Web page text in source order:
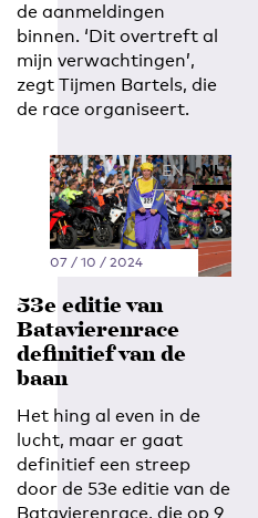
de aanmeldingen
binnen. ‘Dit overtreft al
mijn verwachtingen’,
zegt Tijmen Bartels, die
de race organiseert.
EN NL
07 / 10 / 2024
53e editie van
Batavierenrace
definitief van de
baan
Het hing al even in de
lucht, maar er gaat
definitief een streep
door de 53e editie van de
Batavierenrace, die op 9